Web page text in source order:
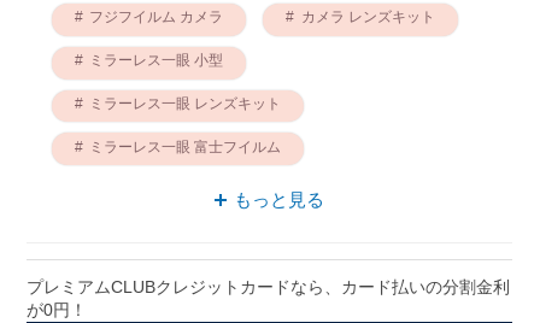
フジフイルム カメラ カメラ レンズキット
ミラーレス一眼 小型
ミラーレス一眼 レンズキット
ミラーレス一眼 富士フイルム
ミラーレス一眼 フジフイルム
もっと見る
プレミアムCLUBクレジットカードなら、カード払いの分割金利
が0円！